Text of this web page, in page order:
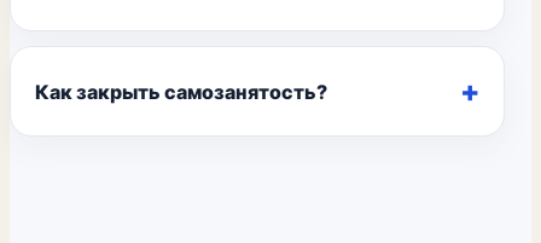
Как закрыть самозанятость?